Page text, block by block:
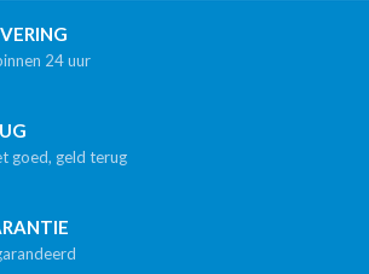
24 uur
goed, geld terug